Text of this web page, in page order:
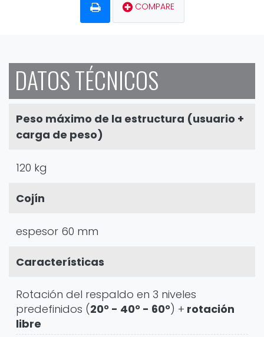
COMPARE
DATOS TÉCNICOS
Peso máximo de la estructura (usuario +
carga de peso)
120 kg
Cojín
espesor 60 mm
Características
Rotación del respaldo en 3 niveles
predefinidos (20° - 40° - 60°) + rotación
libre